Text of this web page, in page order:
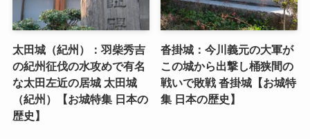
太田城（紀州）：羽柴秀吉
の紀州征伐の水攻めで有名
な太田左近の居城 太田城
（紀州）【お城特集 日本の
歴史】
沓掛城：今川義元の大軍が
この城から出撃し桶狭間の
戦いで敗戦 沓掛城【お城特
集 日本の歴史】